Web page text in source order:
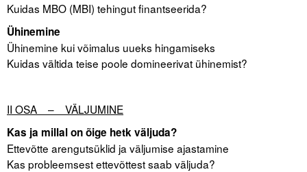
Kontakt
Liitu meililistiga
Oskusteave
Abimaterjalid
Projektid
Kuidas MBO (MBI) tehingut finantseerida?
Ühinemine
Ühinemine kui võimalus uueks hingamiseks
Kuidas vältida teise poole domineerivat ühinemist?
II OSA – VÄLJUMINE
Kas ja millal on õige hetk väljuda?
Ettevõtte arengutsüklid ja väljumise ajastamine
Kas probleemsest ettevõttest saab väljuda?